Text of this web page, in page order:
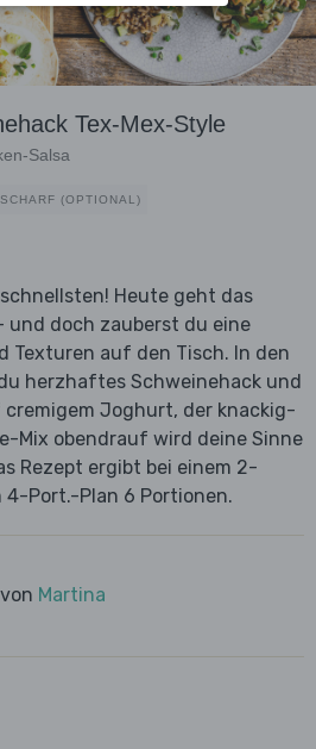
Tex-Mex-Style
Salsa
SCHARF (OPTIONAL)
Heute geht das
und doch zauberst du eine
Texturen auf den Tisch. In den
herzhaftes Schweinehack und
cremigem Joghurt, der knackig-
Mix obendrauf wird deine Sinne
Rezept ergibt bei einem 2-
4-Port.-Plan 6 Portionen.
Martina